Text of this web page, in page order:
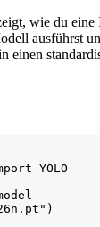
wie du eine
ausführst
einen
YOLO